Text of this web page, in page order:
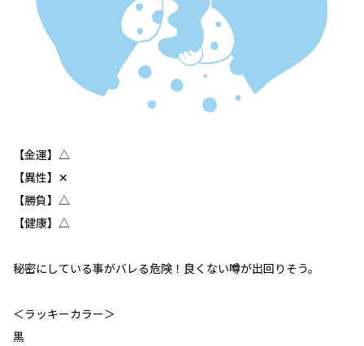
【金運】△
【異性】✕
【勝負】△
【健康】△
秘密にしている事がバレる危険！良くない噂が出回りそう。
＜ラッキーカラー＞
黒